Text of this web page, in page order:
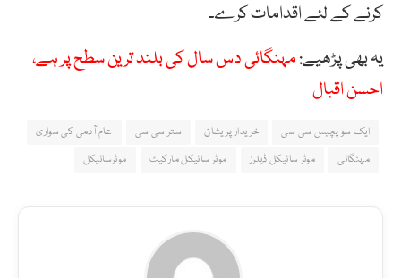
کرنے کے لئے اقدامات کرے۔
یہ بھی پڑھیے:مہنگائی دس سال کی بلند ترین سطح پر ہے،
احسن اقبال
ایک سو پچیس سی سی خریدار پریشان ستر سی سی
عام آدمی کی سواری
مہنگائی
موٹر سائیکل ڈیلرز موٹر سائیکل مارکیٹ موٹرسائیکل